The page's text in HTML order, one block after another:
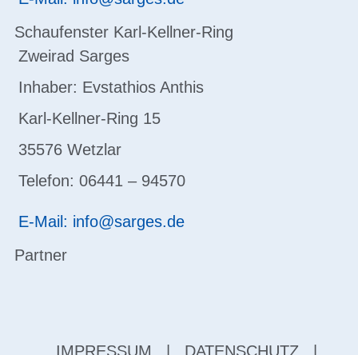
Schaufenster Karl-Kellner-Ring
Zweirad Sarges
Inhaber: Evstathios Anthis
Karl-Kellner-Ring 15
35576 Wetzlar
Telefon: 06441 – 94570
E-Mail: info@sarges.de
Partner
IMPRESSUM DATENSCHUTZ